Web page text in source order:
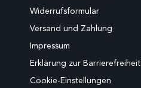
Widerrufsformular
Versand und Zahlung
Impressum
Erklärung zur Barrierefreiheit
Cookie-Einstellungen